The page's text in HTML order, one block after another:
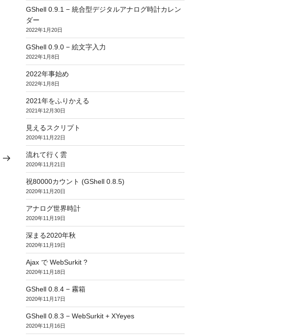
の
GShell 0.9.1 − 統合型デジタルアナログ時計カレン
ダー
2022年1月20日
GShell 0.9.0 − 絵文字入力
2022年1月8日
2022年事始め
2022年1月8日
2021年をふりかえる
2021年12月30日
見えるスクリプト
2020年11月22日
流れて行く雲
2020年11月21日
祝80000カウント (GShell 0.8.5)
2020年11月20日
アナログ世界時計
2020年11月19日
深まる2020年秋
2020年11月19日
Ajax で WebSurkit ?
2020年11月18日
GShell 0.8.4 − 霧箱
2020年11月17日
GShell 0.8.3 − WebSurkit + XYeyes
2020年11月16日